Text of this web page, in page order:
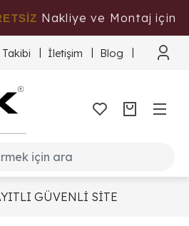
Nakliye ve Montaj için
Tıklayınızİletişim Blog
GÜVENLİ SİTE